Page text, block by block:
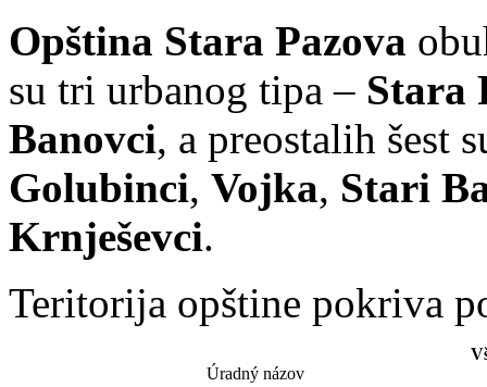
Opština Stara Pazova
su tri urbanog tipa – Stara
Banovci, a preostalih šest
Golubinci, Vojka, Stari
Krnješevci.
Teritorija opštine pokriva
Úradný názov